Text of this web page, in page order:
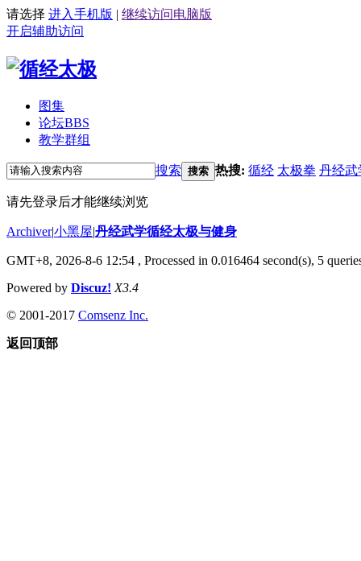
请选择 进入手机版 | 继续访问电脑版
开启辅助访问
图集
论坛BBS
教学群组
搜索 搜索 热搜: 循经 太极拳 丹经武
请先登录后才能继续浏览
Archiver|小黑屋|丹经武学循经太极与健身
GMT+8, 2026-8-6 12:54 , Processed in 0.016464 second(s), 5
Powered by Discuz! X3.4
© 2001-2017 Comsenz Inc.
返回顶部